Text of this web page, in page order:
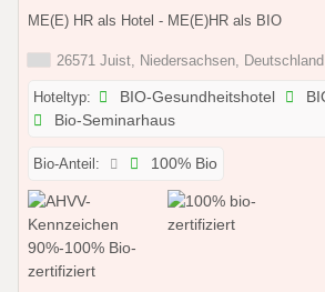
ME(E) HR als Hotel - ME(E)HR als BIO
26571 Juist, Niedersachsen, Deutschland
Hoteltyp: BIO-Gesundheitshotel
Bio-Seminarhaus
Bio-Anteil: 100% Bio